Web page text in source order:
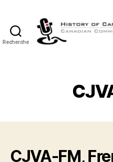
Recherche
CJVA-FM,